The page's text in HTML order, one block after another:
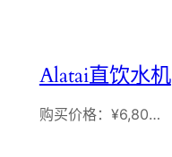
Alatai直饮水机
购买价格：¥6,80…